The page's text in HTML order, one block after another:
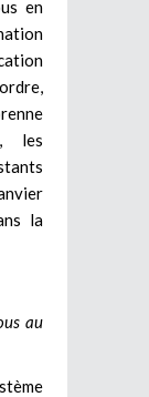
en
les
la
au